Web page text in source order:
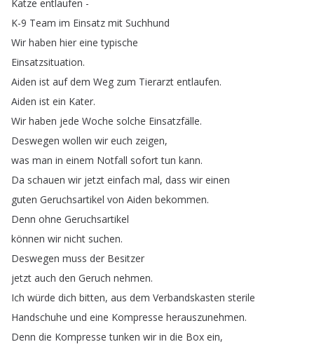
Katze entlaufen -
K-9 Team im Einsatz mit Suchhund
Wir haben hier eine typische
Einsatzsituation.
Aiden ist auf dem Weg zum Tierarzt entlaufen.
Aiden ist ein Kater.
Wir haben jede Woche solche Einsatzfälle.
Deswegen wollen wir euch zeigen,
was man in einem Notfall sofort tun kann.
Da schauen wir jetzt einfach mal, dass wir einen
guten Geruchsartikel von Aiden bekommen.
Denn ohne Geruchsartikel
können wir nicht suchen.
Deswegen muss der Besitzer
jetzt auch den Geruch nehmen.
Ich würde dich bitten, aus dem Verbandskasten sterile
Handschuhe und eine Kompresse herauszunehmen.
Denn die Kompresse tunken wir in die Box ein,